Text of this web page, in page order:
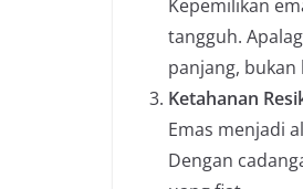
Kepemilikan
tangguh.
panjang,
Ketahanan
Emas menjadi
Dengan